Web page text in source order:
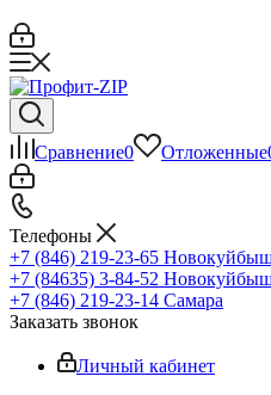
Сравнение0 Отложенные
Телефоны
+7 (846) 219-23-65
+7 (84635) 3-84-52
+7 (846) 219-23-14 Самара
Заказать звонок
Личный кабинет